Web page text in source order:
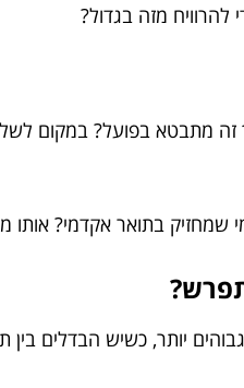
להרוויח מזה בגדול?
שמחזיק בתואר אקדמי? אותו
יותר, כשיש הבדלים בין